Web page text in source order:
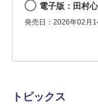
電子版：田村
発売日：2026年02月
トピックス